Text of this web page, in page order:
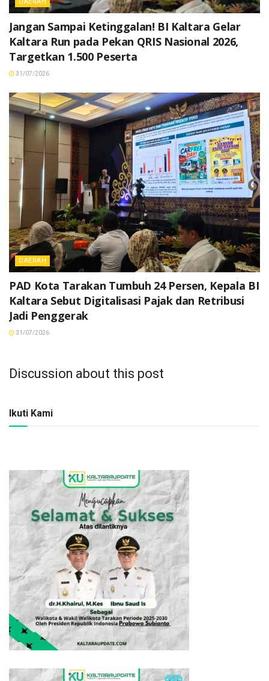
DAERAH
Jangan Sampai Ketinggalan! BI Kaltara Gelar
Kaltara Run pada Pekan QRIS Nasional 2026,
Targetkan 1.500 Peserta
31/07/2026
DAERAH
PAD Kota Tarakan Tumbuh 24 Persen, Kepala BI
Kaltara Sebut Digitalisasi Pajak dan Retribusi
Jadi Penggerak
31/07/2026
Discussion about this post
Ikuti Kami